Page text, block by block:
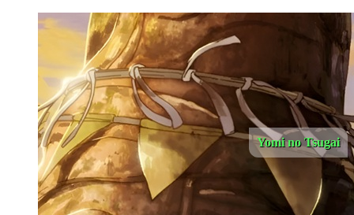
Yomi no Tsugai